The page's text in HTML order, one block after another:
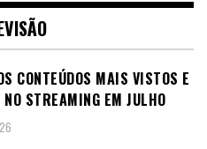
CONTEÚDOS MAIS VISTOS E
NO STREAMING EM JULHO